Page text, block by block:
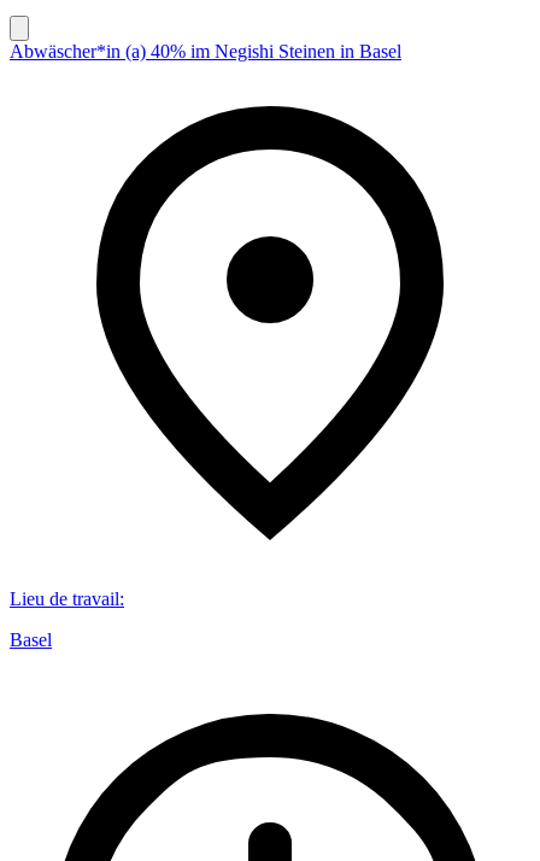
Abwäscher*in (a) 40% im Negishi Steinen in Basel
Lieu de travail:
Basel